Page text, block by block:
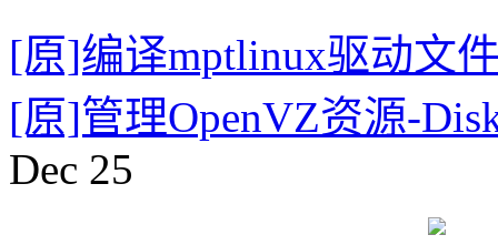
[原]编译mptlinux驱动文
[原]管理OpenVZ资源-
Dec 25